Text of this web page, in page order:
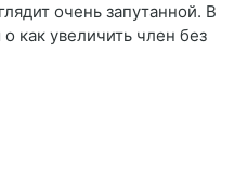
очень запутанной. В
как увеличить член без